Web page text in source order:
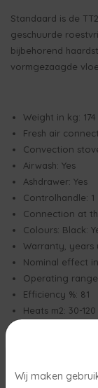
Standaard is de
geschuurde
bijbehorend
vormgezaagde
Weight in kg: 174
Fresh air
Convection
Airwash: Yes
Ashdrawer: Yes
Controlhandle: 1
Connection at
Colours: Black:
Warranty, years
Nominal effect
Operating range
Efficiency %: 81
Heats m2: 30-120
Wij maken